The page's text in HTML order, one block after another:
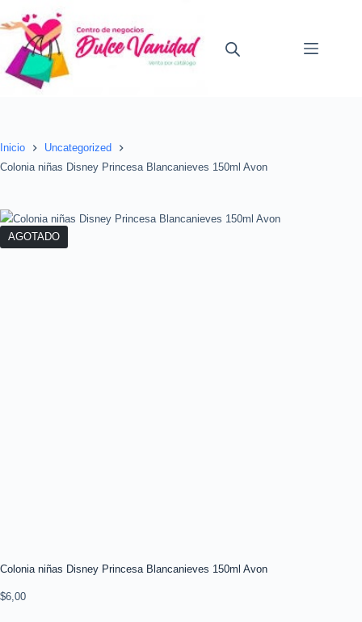
al
contenido
Inicio
Uncategorized
Colonia niñas Disney Princesa Blancanieves 150ml Avon
AGOTADO
Colonia niñas Disney Princesa Blancanieves 150ml Avon
$6,00